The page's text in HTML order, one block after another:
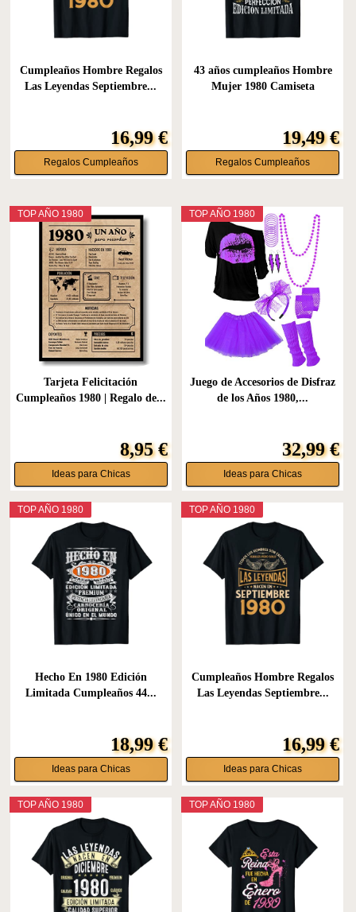
Cumpleaños Hombre Regalos
Las Leyendas Septiembre...
16,99 €
Regalos Cumpleaños
43 años cumpleaños Hombre
Mujer 1980 Camiseta
19,49 €
Regalos Cumpleaños
TOP AÑO 1980
Tarjeta Felicitación
Cumpleaños 1980 | Regalo de...
8,95 €
Ideas para Chicas
TOP AÑO 1980
Juego de Accesorios de Disfraz
de los Años 1980,...
32,99 €
Ideas para Chicas
TOP AÑO 1980
Hecho En 1980 Edición
Limitada Cumpleaños 44...
18,99 €
Ideas para Chicas
TOP AÑO 1980
Cumpleaños Hombre Regalos
Las Leyendas Septiembre...
16,99 €
Ideas para Chicas
TOP AÑO 1980 TOP AÑO 1980